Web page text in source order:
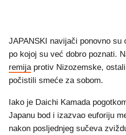
JAPANSKI navijači ponovno su
po kojoj su već dobro poznati.
remijaprotiv Nizozemske,
počistili smeće za sobom.
Iako je Daichi Kamada
Japanu bod i izazvao euforiju
nakon posljednjeg sučeva